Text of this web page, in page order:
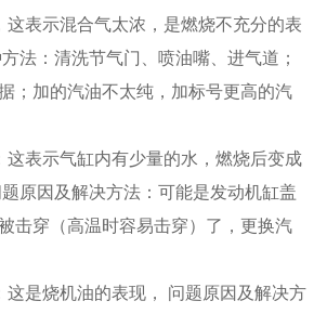
这表示混合气太浓，是燃烧不充分的表
法：清洗节气门、喷油嘴、进气道；
；加的汽油不太纯，加标号更高的汽
这表示气缸内有少量的水，燃烧后变成
原因及解决方法：可能是发动机缸盖
击穿（高温时容易击穿）了，更换汽
这是烧机油的表现， 问题原因及解决方